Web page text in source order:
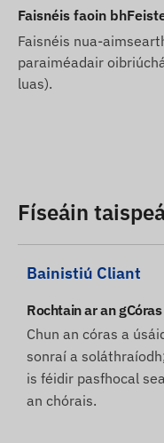
monaróir, nach
áirithe nó
Gréasáin tar éis
Faisnéis faoin
Faisnéis nua-
paraiméadair
luas).
Físeáin
Bainistiú Cliant
Rochtain ar an gCóras
Chun an córas a
sonraí a
is féidir pasfhocal
an chórais.